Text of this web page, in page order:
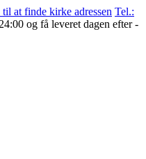
at finde kirke adressen Tel.:
og få leveret dagen efter -